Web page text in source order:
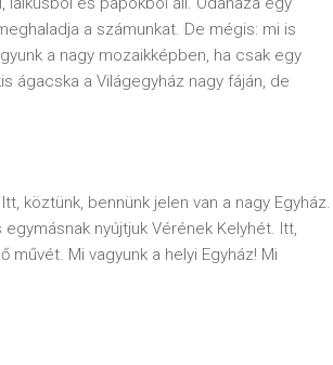
a számunkat. De mégis: mi is
a nagy mozaikképben, ha csak egy
ágacska a Világegyház nagy fáján, de
köztünk, bennünk jelen van a nagy Egyház.
nyújtjuk Vérének Kelyhét. Itt,
Mi vagyunk a helyi Egyház! Mi